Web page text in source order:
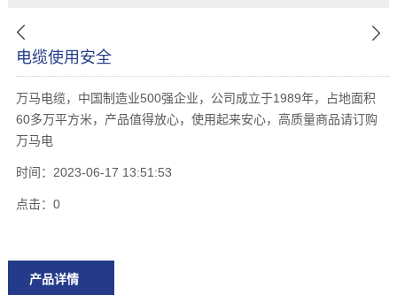
电缆使用安全
万马电缆，中国制造业500强企业，公司成立于1989年，占地面积
60多万平方米，产品值得放心，使用起来安心，高质量商品请订购
万马电
时间：2023-06-17 13:51:53
点击： 0
产品详情